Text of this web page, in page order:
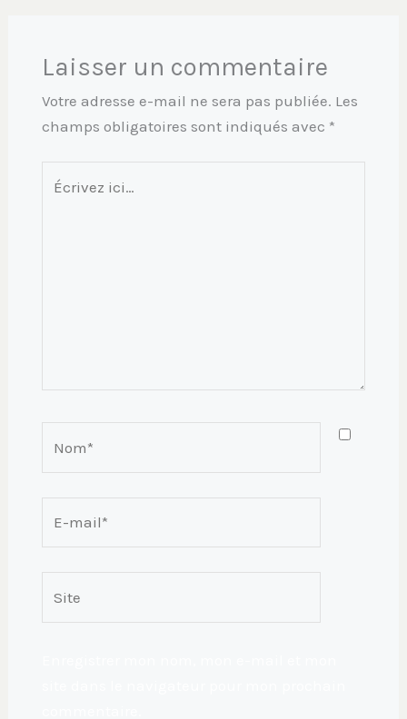
Laisser un commentaire
Votre adresse e-mail ne sera pas publiée. Les
champs obligatoires sont indiqués avec *